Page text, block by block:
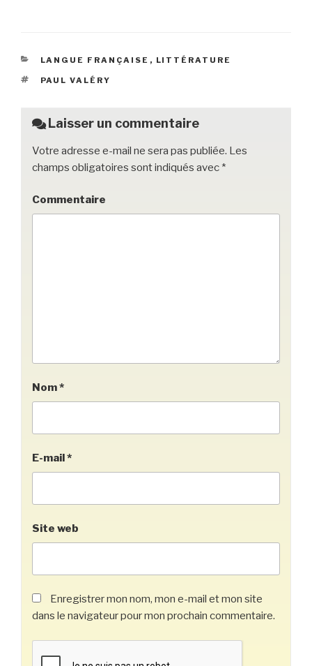
e
b
o
k
er
k
g
CATÉGORIES
LANGUE FRANÇAISE , LITTÉRATURE
ÉTIQUETTES
PAUL VALÉRY
Laisser un commentaire
Votre adresse e-mail ne sera pas publiée. Les
champs obligatoires sont indiqués avec *
Commentaire
Nom*
E-mail *
Site web
Enregistrer mon nom, mon e-mail et mon site
dans le navigateur pour mon prochain commentaire.